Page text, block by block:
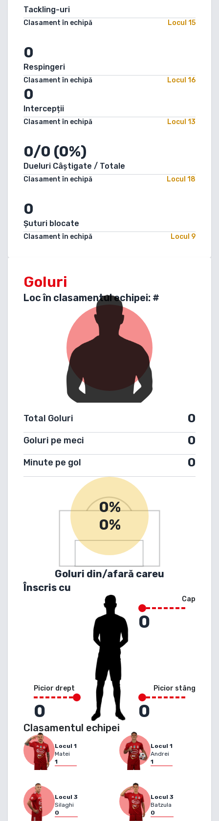
Tackling-uri
Clasament în echipă Locul 15
0
Respingeri
Clasament în echipă Locul 16
0
Intercepții
Clasament în echipă Locul 13
0/0 (0%)
Dueluri Câștigate / Totale
Clasament în echipă Locul 18
0
Șuturi blocate
Clasament în echipă Locul 9
Goluri
Loc în clasamentul echipei: #
Total Goluri 0
Goluri pe meci 0
Minute pe gol 0
0%
0%
Goluri din/afară careu
Înscris cu
Picior drept
0
Cap
0
Picior stâng
0
Clasamentul echipei
Locul 1
Matei
1
Locul 1
Andrei
1
Locul 3
Silaghi
0
Locul 3
Batzula
0